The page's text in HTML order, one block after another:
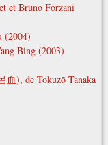
et Bruno Forzani
(2004)
Bing (2003)
血), de Tokuzō Tanaka